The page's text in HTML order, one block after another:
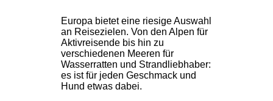
Europa bietet eine riesige Auswahl
an Reisezielen. Von den Alpen für
Aktivreisende bis hin zu
verschiedenen Meeren für
Wasserratten und Strandliebhaber:
es ist für jeden Geschmack und
Hund etwas dabei.